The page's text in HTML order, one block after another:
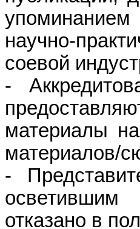
научно-
соевой
-
материалы
материалов/
-
отказано в